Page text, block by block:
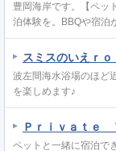
豊岡海岸です。【ペッ
泊体験を。BBQや宿泊
スミスのいえｒｏ
波左間海水浴場のほど
を楽しめます♪
Ｐｒｉｖａｔｅ
ペットと一緒に宿泊